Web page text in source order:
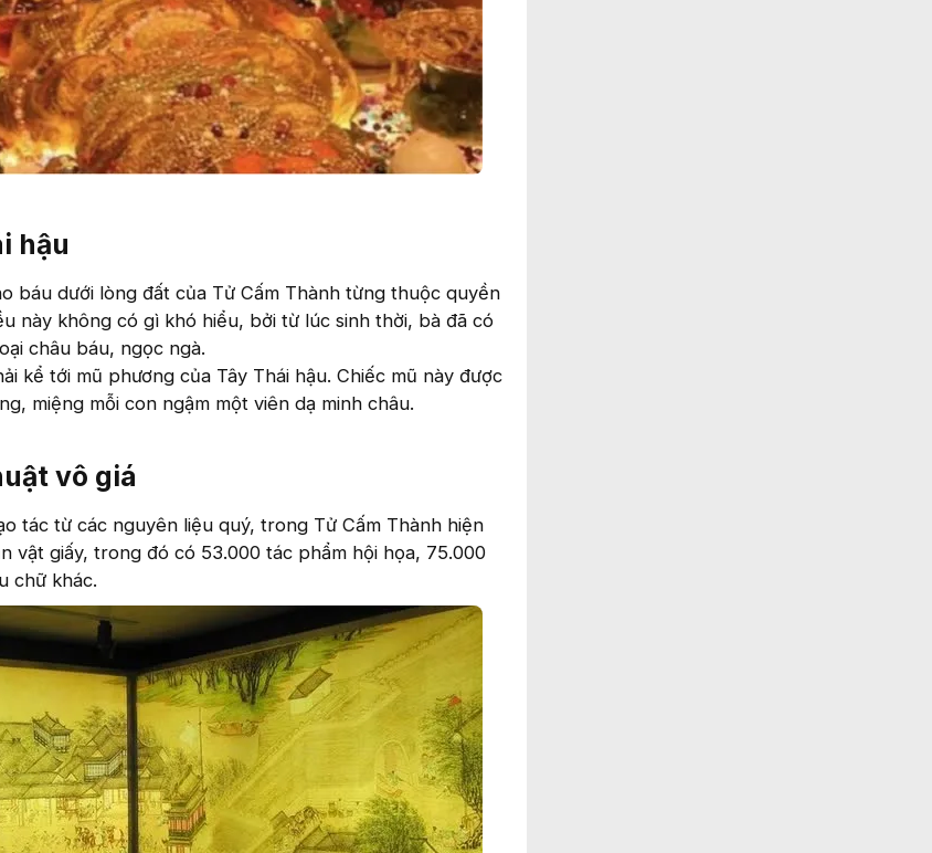
hậu
báu dưới lòng đất của Tử Cấm Thành từng thuộc quyền
này không có gì khó hiểu, bởi từ lúc sinh thời, bà đã có
châu báu, ngọc ngà.
kể tới mũ phương của Tây Thái hậu. Chiếc mũ này được
miệng mỗi con ngậm một viên dạ minh châu.
vô giá
tác từ các nguyên liệu quý, trong Tử Cấm Thành hiện
vật giấy, trong đó có 53.000 tác phẩm hội họa, 75.000
chữ khác.